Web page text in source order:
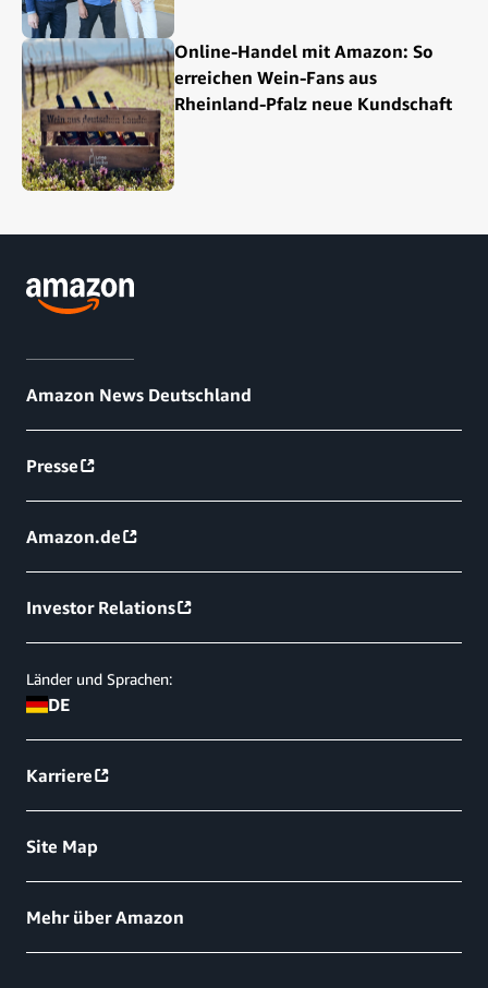
Online-Handel mit Amazon: So
erreichen Wein-Fans aus
Rheinland-Pfalz neue Kundschaft
Amazon News Deutschland
Presse
Amazon.de
Investor Relations
Länder und Sprachen:
DE
Karriere
Site Map
Mehr über Amazon